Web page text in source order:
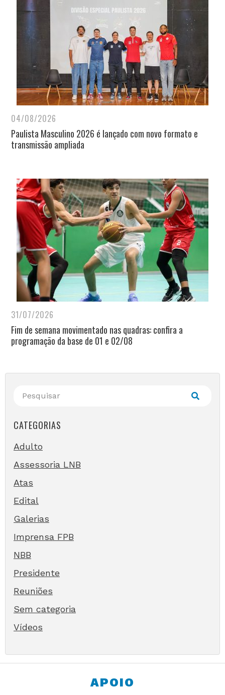
04/08/2026
Paulista Masculino 2026 é lançado com novo formato e
transmissão ampliada
31/07/2026
Fim de semana movimentado nas quadras: confira a
programação da base de 01 e 02/08
CATEGORIAS
Adulto
Assessoria LNB
Atas
Edital
Galerias
Imprensa FPB
NBB
Presidente
Reuniões
Sem categoria
Vídeos
APOIO